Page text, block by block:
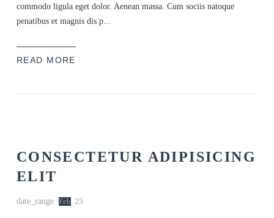
commodo ligula eget dolor. Aenean massa. Cum sociis natoque
penatibus et magnis dis p...
READ MORE
CONSECTETUR ADIPISICING
ELIT
date_range Feb 25